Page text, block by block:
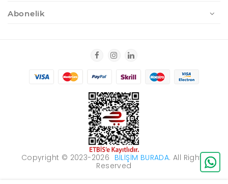
Abonelik
Copyright © 2023-2026 BILIŞIM BURADA. All Rights
Reserved